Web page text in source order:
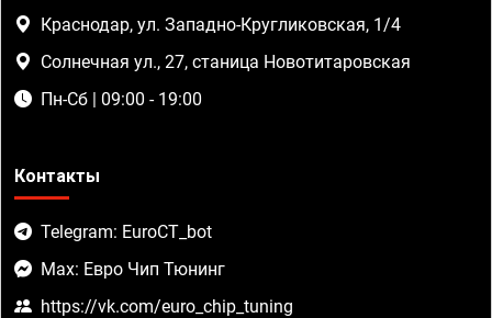
Краснодар, ул. Западно-Кругликовская, 1/4
Солнечная ул., 27, станица Новотитаровская
Пн-Сб | 09:00 - 19:00
Контакты
Telegram: EuroCT_bot
Max: Евро Чип Тюнинг
https://vk.com/euro_chip_tuning